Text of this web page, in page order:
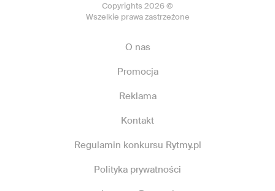
Copyrights 2026 ©
Wszelkie prawa zastrzeżone
O nas
Promocja
Reklama
Kontakt
Regulamin konkursu Rytmy.pl
Polityka prywatności